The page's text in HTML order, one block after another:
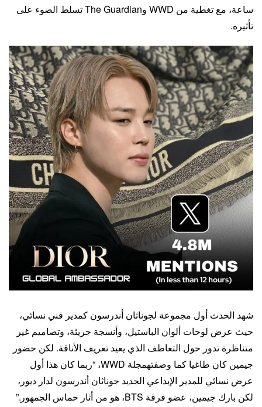
ساعة، مع تغطية من WWD وThe Guardian تسلط الضوء على
تأثيره.
شهد الحدث أول مجموعة لجوناثان أندرسون كمدير فني نسائي،
حيث عرض لوحات ألوان الباستيل، وأنسجة جريئة، وتصاميم غير
متناظرة تدور حول التعاطف الذي يعيد تعريف الأناقة. لكن حضور
جيمين كان طاغيا كما وصفتهمجلة WWD، “ربما كان هذا أول
عرض نسائي للمدير الإبداعي الجديد جوناثان أندرسون لدار ديور،
لكن بارك جيمين، عضو فرقة BTS، هو من أثار حماس الجمهور.”